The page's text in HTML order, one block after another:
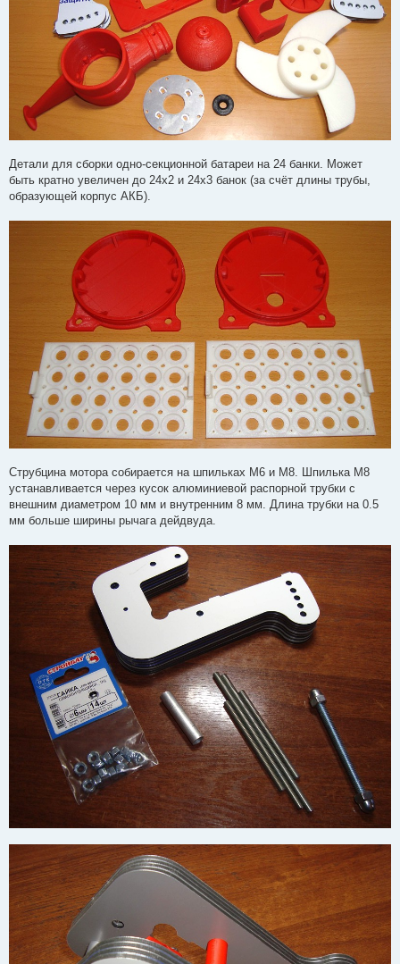
Детали для сборки одно-секционной батареи на 24 банки. Может
быть кратно увеличен до 24х2 и 24х3 банок (за счёт длины трубы,
образующей корпус АКБ).
Струбцина мотора собирается на шпильках М6 и М8. Шпилька М8
устанавливается через кусок алюминиевой распорной трубки с
внешним диаметром 10 мм и внутренним 8 мм. Длина трубки на 0.5
мм больше ширины рычага дейдвуда.